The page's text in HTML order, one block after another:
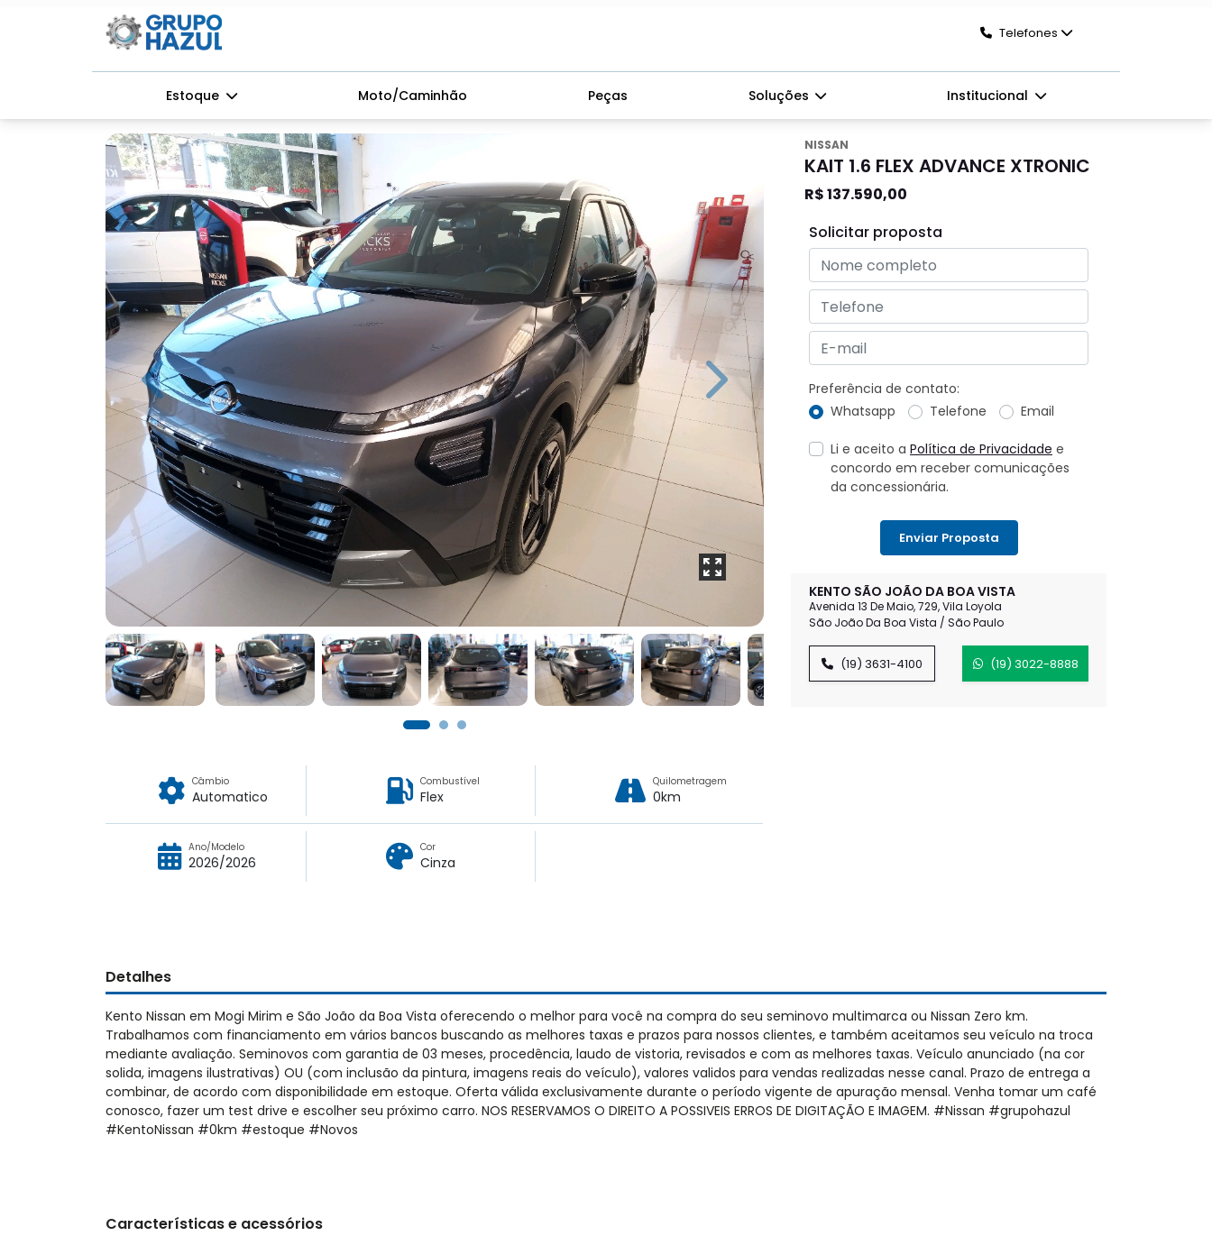
Telefones
Estoque Moto/Caminhão Peças Soluções Institucional
NISSAN
KAIT 1.6 FLEX ADVANCE XTRONIC
R$ 137.590,00
KENTO SÃO JOÃO DA BOA VISTA
Avenida 13 De Maio, 729, Vila Loyola
São João Da Boa Vista / São Paulo
(19) 3631-4100 (19) 3022-8888
Solicitar proposta
Preferência de contato:
Whatsapp
Telefone Email
Li e aceito a Política de Privacidade e
concordo em receber comunicações
da concessionária.
Enviar Proposta
Previous Next
Câmbio
Automatico
Combustível
Flex
Quilometragem
0km
Ano/Modelo
2026/2026
Cor
Cinza
Detalhes
Kento Nissan em Mogi Mirim e São João da Boa Vista oferecendo o melhor para você na compra do seu seminovo multimarca ou Nissan Zero km.
Trabalhamos com financiamento em vários bancos buscando as melhores taxas e prazos para nossos clientes, e também aceitamos seu veículo na troca
mediante avaliação. Seminovos com garantia de 03 meses, procedência, laudo de vistoria, revisados e com as melhores taxas. Veículo anunciado (na cor
solida, imagens ilustrativas) OU (com inclusão da pintura, imagens reais do veículo), valores validos para vendas realizadas nesse canal. Prazo de entrega a
combinar, de acordo com disponibilidade em estoque. Oferta válida exclusivamente durante o período vigente de apuração mensal. Venha tomar um café
conosco, fazer um test drive e escolher seu próximo carro. NOS RESERVAMOS O DIREITO A POSSIVEIS ERROS DE DIGITAÇÃO E IMAGEM. #Nissan #grupohazul
#KentoNissan #0km #estoque #Novos
Características e acessórios